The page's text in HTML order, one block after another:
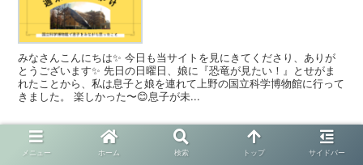
みなさんこんにちは✨ 今日も当サイトを見にきてくださり、ありが
とうございます✨ 先日の日曜日、娘に『恐竜が見たい！』とせがま
れたことから、私は息子と娘を連れて上野の国立科学博物館に行って
きました。 楽しかった〜😊息子が未...
小学生
[後編] 息子のスマホ使用ルール見
直しへ（対応編）
メニュー ホーム 検索 トップ サイドバー